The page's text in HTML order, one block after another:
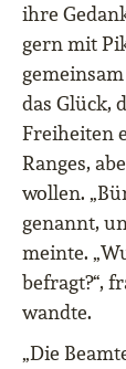
ihre
gern mit
das Glück,
Freiheiten
Ranges,
wollen.
genannt,
meinte.
befragt?“,
wandte.
„Die